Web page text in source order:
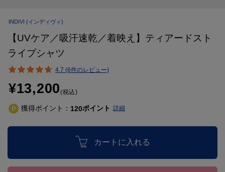
INDIVI (インディヴィ)
【UVケア／吸汗速乾／着映え】ティアードスト
ライプシャツ
4.7 (6件のレビュー)
¥13,200(税込)
獲得ポイント： 120ポイント 詳細
カートに入れる